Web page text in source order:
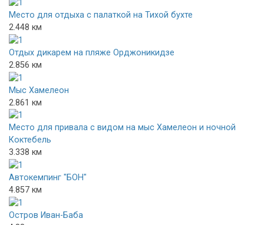
Место для отдыха с палаткой на Тихой бухте
2.448 км
Отдых дикарем на пляже Орджоникидзе
2.856 км
Мыс Хамелеон
2.861 км
Место для привала с видом на мыс Хамелеон и ночной
Коктебель
3.338 км
Автокемпинг "БОН"
4.857 км
Остров Иван-Баба